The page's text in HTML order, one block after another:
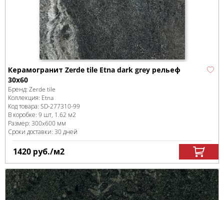
Керамогранит Zerde tile Etna dark grey рельеф
30x60
Бренд: Zerde tile
Коллекция: Etna
Код товара: SD-277310-99
В коробке: 9 шт, 1.62 м2
Размер: 300x600 мм
Сроки доставки: 30 дней
1420 руб./м2